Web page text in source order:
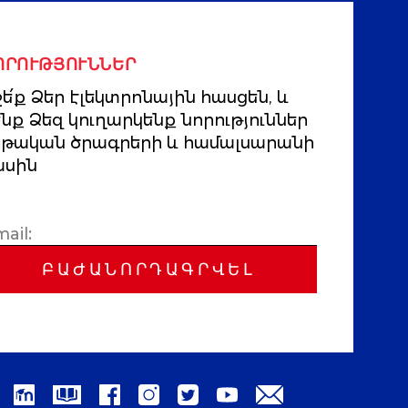
Ձեր էլեկտրոնային հասցեն, և
Ձեզ կուղարկենք նորություններ
ծրագրերի և համալսարանի
ԲԱԺԱՆՈՐԴԱԳՐՎԵԼ